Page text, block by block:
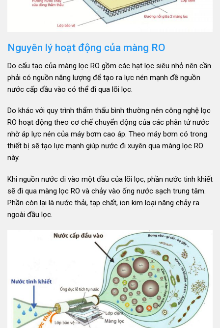
Nguyên lý hoạt động của màng RO
Do cấu tạo của màng lọc RO gồm các hạt lọc siêu nhỏ nên cần
phải có nguồn năng lượng để tạo ra lực nén mạnh đề nguồn
nước cấp đầu vào có thể đi qua lõi lọc.
Do khác với quy trình thẩm thấu bình thường nên công nghệ lọc
RO hoạt động theo cơ chế chuyển động của các phân tử nước
nhờ áp lực nén của máy bơm cao áp. Theo máy bơm có trong
thiết bị sẽ tạo lực mạnh giúp nước đi xuyên qua màng lọc RO
này.
Khi nguồn nước đi vào một đầu của lõi lọc, phần nước tinh khiết
sẽ đi qua màng lọc RO và chảy vào ống nước sạch trung tâm.
Phần còn lại là nước thải, tạp chất, ion kim loại năng chảy ra
ngoài đầu lọc.